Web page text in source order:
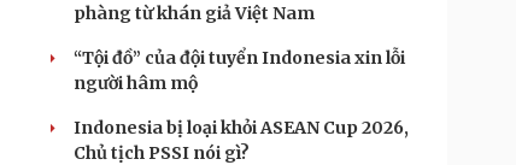
phàng từ khán giả Việt Nam
“Tội đồ” của đội tuyển Indonesia xin lỗi
người hâm mộ
Indonesia bị loại khỏi ASEAN Cup 2026,
Chủ tịch PSSI nói gì?